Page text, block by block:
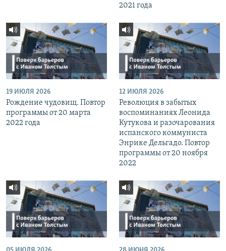
2021 года
19 ИЮЛЯ 2026
Рождение чудовищ. Повтор
программы от 20 марта
2022 года
12 ИЮЛЯ 2026
Революция в забытых
воспоминаниях Леонида
Кутукова и разочарования
испанского коммуниста
Энрике Дельгадо. Повтор
программы от 20 ноября
2022